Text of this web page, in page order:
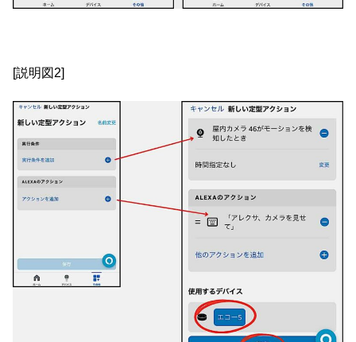
[説明図2]